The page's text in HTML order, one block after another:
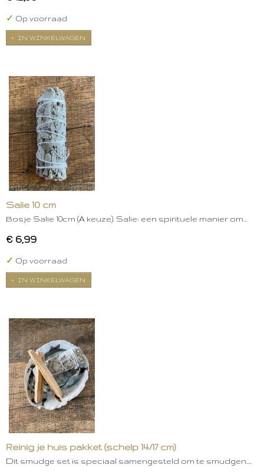
✓ Op voorraad
IN WINKELWAGEN
Salie 10 cm
Bosje Salie 10cm (A keuze). Salie: een spirituele manier om…
€ 6,99
✓ Op voorraad
IN WINKELWAGEN
Reinig je huis pakket (schelp 14/17 cm)
Dit smudge set is speciaal samengesteld om te smudgen.…